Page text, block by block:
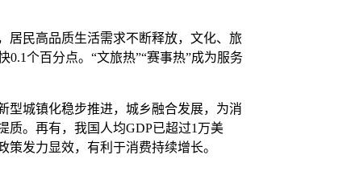
民高品质生活需求不断释放，文化、旅
个百分点。“文旅热”“赛事热”成为服务
城镇化稳步推进，城乡融合发展，为消
质。再有，我国人均GDP已超过1万美
发力显效，有利于消费持续增长。